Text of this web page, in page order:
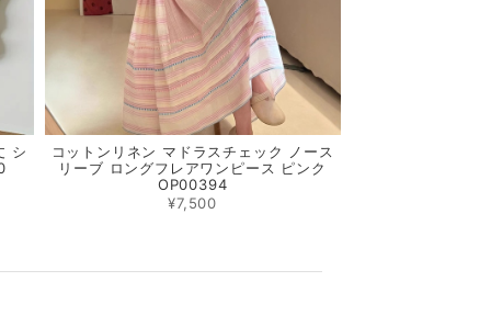
シ
コットンリネン マドラスチェック ノース
リーブ ロングフレアワンピース ピンク
OP00394
¥7,500